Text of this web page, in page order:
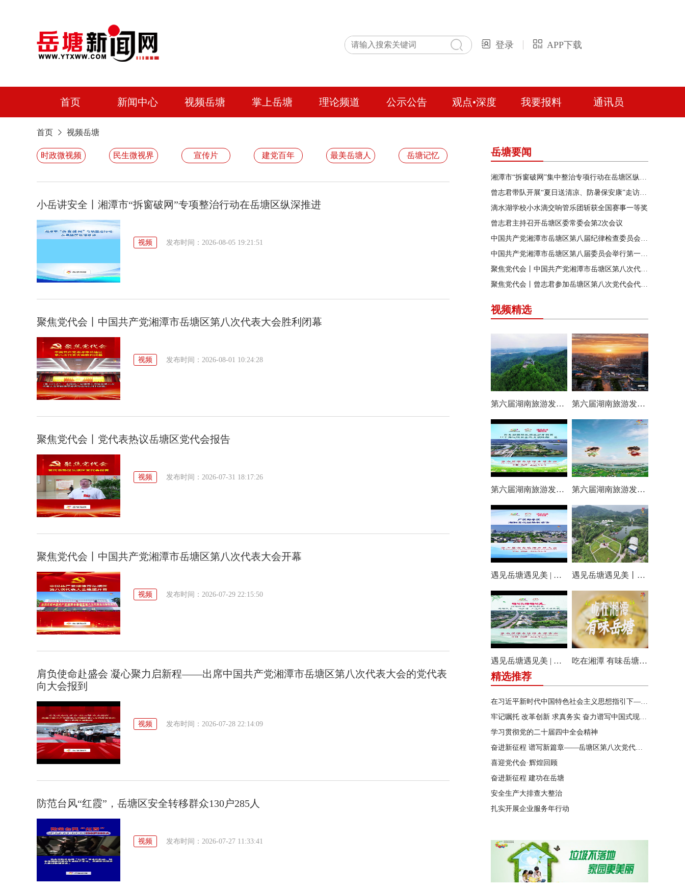
登录 APP下载
首页 新闻中心 视频岳塘 掌上岳塘 理论频道 公示公告 观点•深度 我要报料 通讯员
首页 视频岳塘
时政微视频 民生微视界 宣传片 建党百年 最美岳塘人 岳塘记忆
小岳讲安全丨湘潭市“拆窗破网”专项整治行动在岳塘区纵深推进
视频 发布时间：2026-08-05 19:21:51
聚焦党代会丨中国共产党湘潭市岳塘区第八次代表大会胜利闭幕
视频 发布时间：2026-08-01 10:24:28
聚焦党代会丨党代表热议岳塘区党代会报告
视频 发布时间：2026-07-31 18:17:26
聚焦党代会丨中国共产党湘潭市岳塘区第八次代表大会开幕
视频 发布时间：2026-07-29 22:15:50
肩负使命赴盛会 凝心聚力启新程——出席中国共产党湘潭市岳塘区第八次代表大会的党代表
向大会报到
视频 发布时间：2026-07-28 22:14:09
防范台风“红霞”，岳塘区安全转移群众130户285人
视频 发布时间：2026-07-27 11:33:41
岳塘要闻
湘潭市“拆窗破网”集中整治专项行动在岳塘区纵深推进
曾志君带队开展“夏日送清凉、防暑保安康”走访慰问
滴水湖学校小水滴交响管乐团斩获全国赛事一等奖
曾志君主持召开岳塘区委常委会第2次会议
中国共产党湘潭市岳塘区第八届纪律检查委员会召开第一次全体会议
中国共产党湘潭市岳塘区第八届委员会举行第一次全体（扩大）会议
聚焦党代会丨中国共产党湘潭市岳塘区第八次代表大会胜利闭幕
聚焦党代会丨曾志君参加岳塘区第八次党代会代表团分团讨论
视频精选
第六届湖南旅游发展大会丨岳塘区：一村一景 一步一趣 第六届湖南旅游发展大会丨阿莲潭宝带你云游岳塘（二）
第六届湖南旅游发展大会丨仰天湖国际休闲旅游度假区17个游玩项目全线开放嗨翻一夏 第六届湖南旅游发展大会丨阿莲潭宝带你云游岳塘
遇见岳塘遇见美 | 厂区即景区，湘钢文化园焕新迎客！ 遇见岳塘遇见美丨盘龙大观园提质焕新迎八方客
遇见岳塘遇见美 | 归隐松涧·理想村落：两期筑景 一涧生香 点亮岳塘文旅新貌 吃在湘潭 有味岳塘丨云盘山下：匠心守本味 小院忆乡愁
精选推荐
在习近平新时代中国特色社会主义思想指引下——新时代 新作为 新篇章
牢记嘱托 改革创新 求真务实 奋力谱写中国式现代化湖南篇章
学习贯彻党的二十届四中全会精神
奋进新征程 谱写新篇章——岳塘区第八次党代会特别报道
喜迎党代会·辉煌回顾
奋进新征程 建功在岳塘
安全生产大排查大整治
扎实开展企业服务年行动